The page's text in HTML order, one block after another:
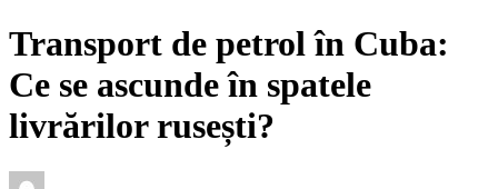
Transport de petrol în Cuba:
Ce se ascunde în spatele
livrărilor rusești?